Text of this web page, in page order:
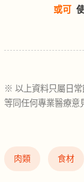
或可
※ 以上資料只屬日常
等同任何專業醫療意
肉類 食材